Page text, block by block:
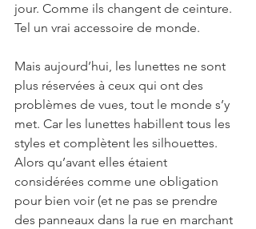
jour. Comme ils changent de ceinture.
Tel un vrai accessoire de monde.
Mais aujourd’hui, les lunettes ne sont
plus réservées à ceux qui ont des
problèmes de vues, tout le monde s’y
met. Car les lunettes habillent tous les
styles et complètent les silhouettes.
Alors qu’avant elles étaient
considérées comme une obligation
pour bien voir (et ne pas se prendre
des panneaux dans la rue en marchant